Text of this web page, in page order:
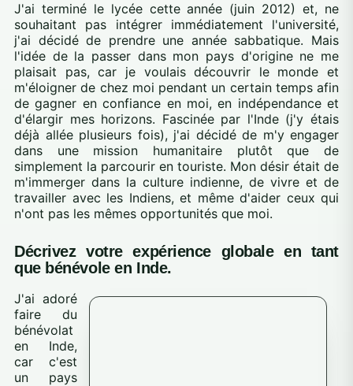
J'ai terminé le lycée cette année (juin 2012) et, ne
souhaitant pas intégrer immédiatement l'université,
j'ai décidé de prendre une année sabbatique. Mais
l'idée de la passer dans mon pays d'origine ne me
plaisait pas, car je voulais découvrir le monde et
m'éloigner de chez moi pendant un certain temps afin
de gagner en confiance en moi, en indépendance et
d'élargir mes horizons. Fascinée par l'Inde (j'y étais
déjà allée plusieurs fois), j'ai décidé de m'y engager
dans une mission humanitaire plutôt que de
simplement la parcourir en touriste. Mon désir était de
m'immerger dans la culture indienne, de vivre et de
travailler avec les Indiens, et même d'aider ceux qui
n'ont pas les mêmes opportunités que moi.
Décrivez votre expérience globale en tant
que bénévole en Inde.
J'ai adoré
faire du
bénévolat
en Inde,
car c'est
un pays